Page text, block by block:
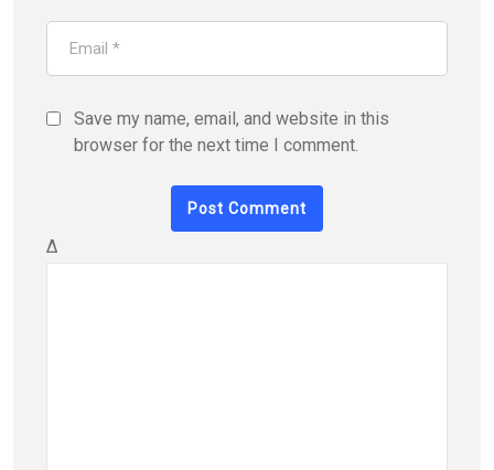
Save my name, email, and website in this
browser for the next time I comment.
Δ